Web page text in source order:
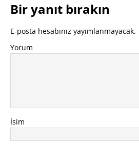
Bir yanıt bırakın
E-posta hesabınız yayımlanmayacak.
Yorum
İsim